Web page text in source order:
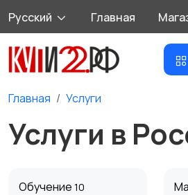
Русский Главная
Главная Услуги
Услуги в
Обучение 10